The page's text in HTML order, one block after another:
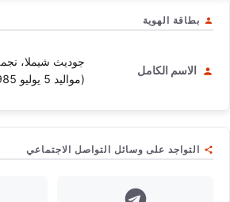
بطاقة الهوية
الاسم الكامل
جوديث شيملا،
(مواليد 5 يوليو 1985)
التواجد على وسائل التواصل الاجتماعي